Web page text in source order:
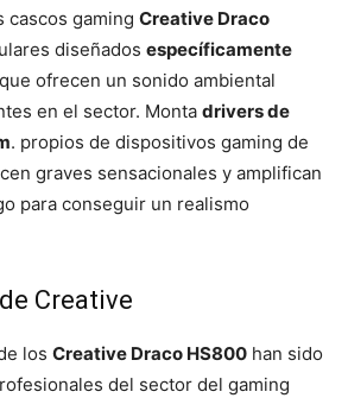
cascos gaming Creative Draco
diseñados específicamente
ofrecen un sonido ambiental
en el sector. Monta drivers de
. propios de dispositivos gaming de
graves sensacionales y amplifican
para conseguir un realismo
Creative
los Creative Draco HS800 han sido
del sector del gaming